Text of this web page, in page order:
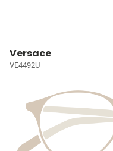
Versace
VE4492U